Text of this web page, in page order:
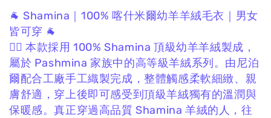
🐐 Shamina｜100% 喀什米爾幼羊羊絨毛衣｜男女
皆可穿 🐐
❤️‍🔥 本款採用 100% Shamina 頂級幼羊羊絨製成，
屬於 Pashmina 家族中的高等級羊絨系列。 由尼泊
爾配合工廠手工織製完成，整體觸感柔軟細緻、親
膚舒適， 穿上後即可感受到頂級羊絨獨有的溫潤與
保暖感。真正穿過高品質 Shamina 羊絨的人，往